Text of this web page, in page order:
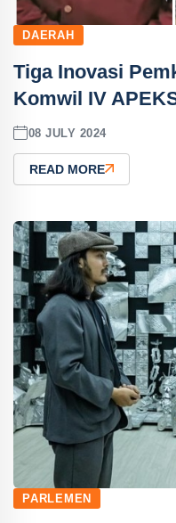
DAERAH
Tiga Inovasi
Komwil IV
08 JULY 2024
READ MORE
PARLEMEN